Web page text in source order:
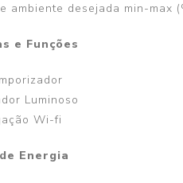
ambiente desejada min-max
e Funções
Luminoso
Wi-fi
Energia